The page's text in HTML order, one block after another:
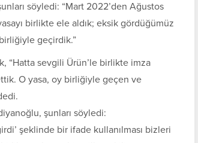
söyledi: “Mart 2022’den Ağustos
birlikte ele aldık; eksik gördüğümüz
geçirdik.”
“Hatta sevgili Ürün’le birlikte imza
O yasa, oy birliğiyle geçen ve
şunları söyledi:
şeklinde bir ifade kullanılması bizleri